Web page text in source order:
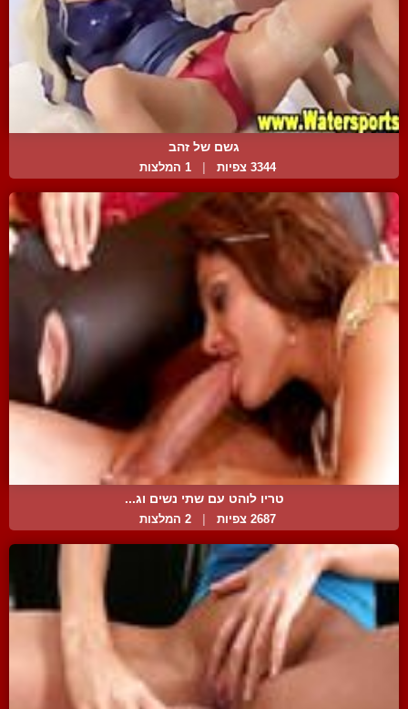
גשם של זהב
3344 צפיות 1 המלצות
טריו לוהט עם שתי נשים וג...
2687 צפיות | 2 המלצות